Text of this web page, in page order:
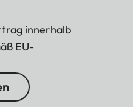
innerhalb
EU-